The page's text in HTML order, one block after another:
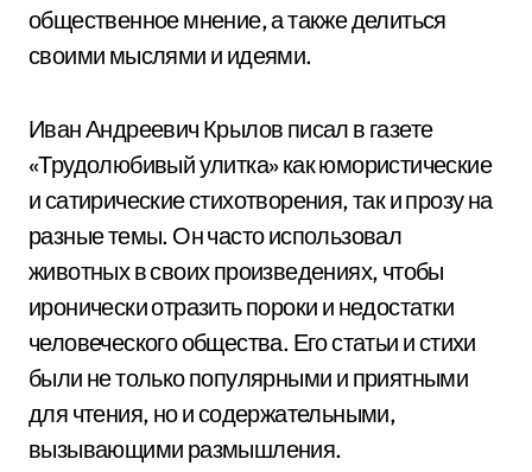
общественное мнение, а также делиться
своими мыслями и идеями.
Иван Андреевич Крылов писал в газете
«Трудолюбивый улитка» как юмористические
и сатирические стихотворения, так и прозу на
разные темы. Он часто использовал
животных в своих произведениях, чтобы
иронически отразить пороки и недостатки
человеческого общества. Его статьи и стихи
были не только популярными и приятными
для чтения, но и содержательными,
вызывающими размышления.